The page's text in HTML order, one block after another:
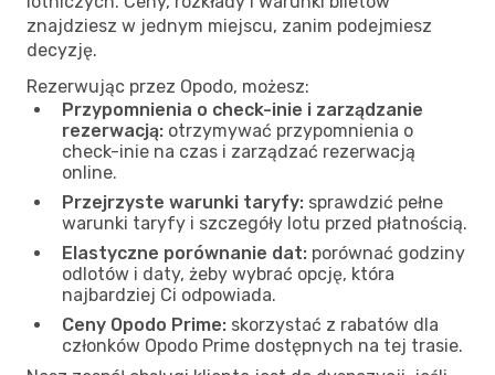
znajdziesz w jednym miejscu, zanim podejmiesz
decyzję.
Rezerwując przez Opodo, możesz:
Przypomnienia o check-inie i zarządzanie
rezerwacją: otrzymywać przypomnienia o
check-inie na czas i zarządzać rezerwacją
online.
Przejrzyste warunki taryfy: sprawdzić pełne
warunki taryfy i szczegóły lotu przed płatnością.
Elastyczne porównanie dat: porównać godziny
odlotów i daty, żeby wybrać opcję, która
najbardziej Ci odpowiada.
Ceny Opodo Prime: skorzystać z rabatów dla
członków Opodo Prime dostępnych na tej trasie.